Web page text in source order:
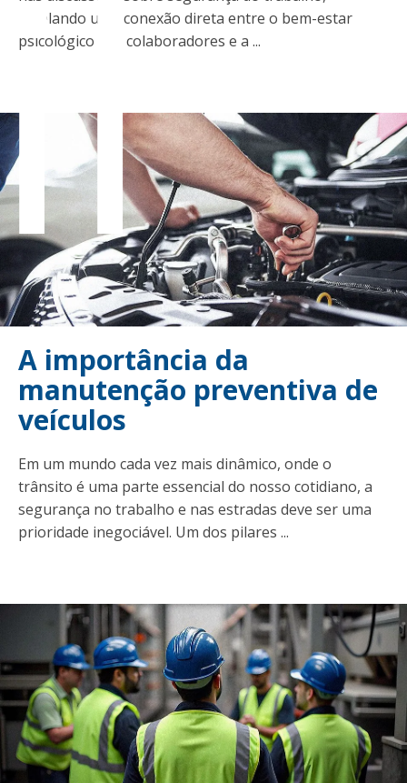
revelando uma conexão direta entre o bem-estar
psicológico dos colaboradores e a ...
A importância da
manutenção preventiva de
veículos
Em um mundo cada vez mais dinâmico, onde o
trânsito é uma parte essencial do nosso cotidiano, a
segurança no trabalho e nas estradas deve ser uma
prioridade inegociável. Um dos pilares ...